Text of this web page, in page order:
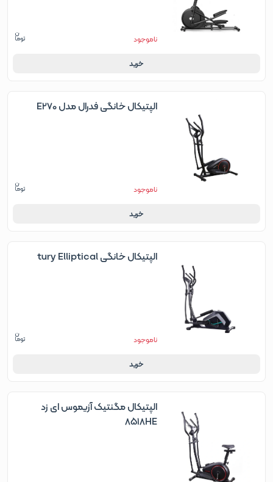
ناموجود
خرید
الپتیکال خانگی فدرال مدل E270
ناموجود
خرید
الپتیکال خانگی tury Elliptical
ناموجود
خرید
الپتیکال مگنتیک آزیموس ای زد
8518HE